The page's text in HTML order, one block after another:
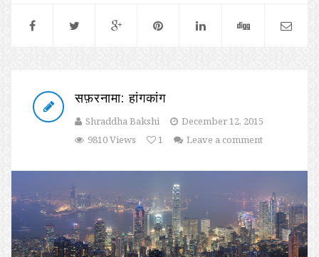
सफ़रनामा: हांगकांग
Shraddha Bakshi
December 12, 2015
9810 Views
1 Leave a comment